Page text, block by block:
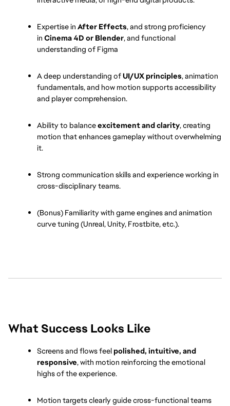
Expertise in After Effects, and strong proficiency
in Cinema 4D or Blender, and functional
understanding of Figma
A deep understanding of UI/UX principles, animation
fundamentals, and how motion supports accessibility
and player comprehension.
Ability to balance excitement and clarity, creating
motion that enhances gameplay without overwhelming
it.
Strong communication skills and experience working in
cross-disciplinary teams.
(Bonus) Familiarity with game engines and animation
curve tuning (Unreal, Unity, Frostbite, etc.).
What Success Looks Like
Screens and flows feel polished, intuitive, and
responsive, with motion reinforcing the emotional
highs of the experience.
Motion targets clearly guide cross-functional teams